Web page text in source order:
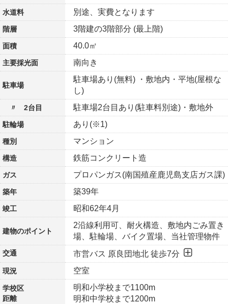
水道料 別途、実費となります
階層 3階建の3階部分 (最上階)
面積 40.0㎡
主要採光面 南向き
駐車場
駐車場あり(無料) ・敷地内・平地(屋根な
し)
〃 2台目 駐車場2台目あり(駐車料別途)・敷地外
駐輪場 あり(※1)
種別 マンション
構造 鉄筋コンクリート造
ガス プロパンガス(南国殖産鹿児島支店ガス課)
築年 築39年
竣工 昭和62年4月
建物のポイント
2沿線利用可、耐火構造、敷地内ごみ置き
場、駐輪場、バイク置場、当社管理物件
交通 市営バス 原良団地北 徒歩7分
現況 空室
学校区
距離
明和小学校まで1100m
明和中学校まで1200m